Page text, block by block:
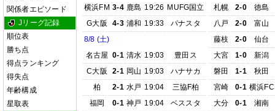
関係者エピソード
Jリーグ記録
順位表
勝ち点
得点ランキング
得失点
年齢構成
星取表
横浜FM 3-4 鹿島 19:26 MUFG国立
G大阪
4-3 浦和 19:33
パナスタ
8/8 (土)
名古屋 0-1 清水 19:03
豊田ス
C大阪
2-1 岡山 19:03
ハナサカ
柏
2-1 水戸 19:04
三協F柏
福岡
0-1 神戸 19:04
ベススタ
札幌
2-0
徳島
八戸
2-0
富山
藤枝
2-0
仙台
大宮
1-0
新潟
磐田
1-1
秋田
宮崎
0-1 横浜FC
大分
0-1
湘南